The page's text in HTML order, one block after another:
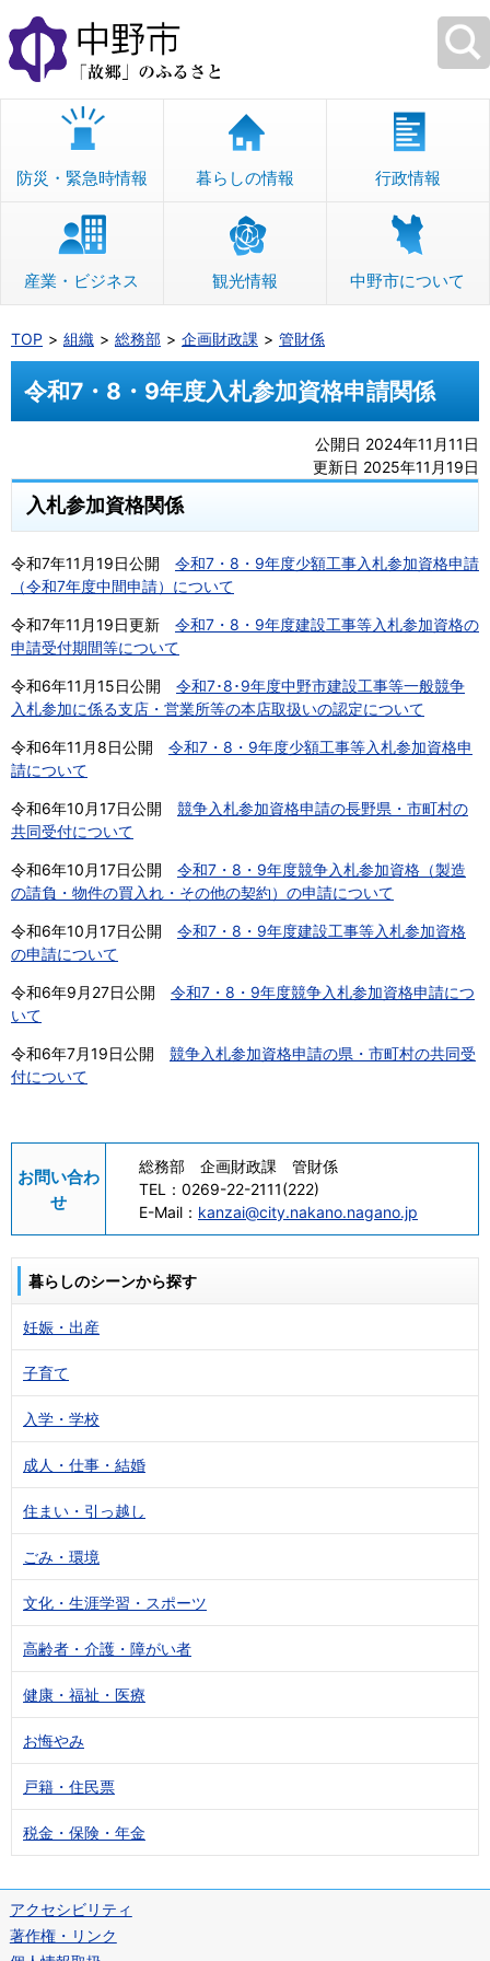
本
文
へ
移
防災・緊急時情報 暮らしの情報 行政情報
産業・ビジネス 観光情報 中野市について
TOP 組織 総務部 企画財政課 管財係
令和7・8・9年度入札参加資格申請関係
公開日 2024年11月11日
更新日 2025年11月19日
入札参加資格関係
令和7年11月19日公開 令和7・8・9年度少額工事入札参加資格申請
（令和7年度中間申請）について
令和7年11月19日更新 令和7・8・9年度建設工事等入札参加資格の
申請受付期間等について
令和6年11月15日公開 令和7･8･9年度中野市建設工事等一般競争
入札参加に係る支店・営業所等の本店取扱いの認定について
令和6年11月8日公開 令和7・8・9年度少額工事等入札参加資格申
請について
令和6年10月17日公開 競争入札参加資格申請の長野県・市町村の
共同受付について
令和6年10月17日公開 令和7・8・9年度競争入札参加資格（製造
の請負・物件の買入れ・その他の契約）の申請について
令和6年10月17日公開 令和7・8・9年度建設工事等入札参加資格
の申請について
令和6年9月27日公開 令和7・8・9年度競争入札参加資格申請につ
いて
令和6年7月19日公開 競争入札参加資格申請の県・市町村の共同受
付について
お問い合わ
せ
総務部 企画財政課 管財係
TEL： 0269-22-2111(222)
E-Mail： kanzai@city.nakano.nagano.jp
暮らしのシーンから探す
妊娠・出産
子育て
入学・学校
成人・仕事・結婚
住まい・引っ越し
ごみ・環境
文化・生涯学習・スポーツ
高齢者・介護・障がい者
健康・福祉・医療
お悔やみ
戸籍・住民票
税金・保険・年金
アクセシビリティ
著作権・リンク